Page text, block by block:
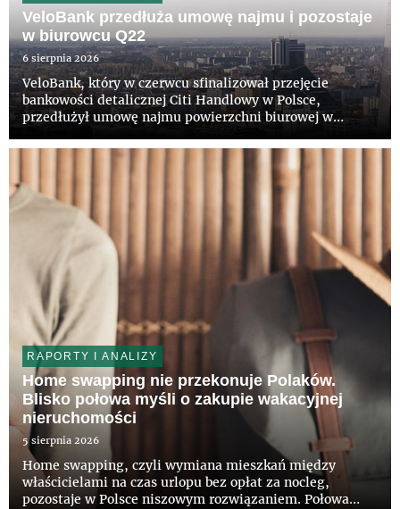
VeloBank przedłuża umowę najmu i pozostaje
w biurowcu Q22
6 sierpnia 2026
VeloBank, który w czerwcu sfinalizował przejęcie
bankowości detalicznej Citi Handlowy w Polsce,
przedłużył umowę najmu powierzchni biurowej w
prestiżowym budynku na kolejne lata. Właścicielowi
RAPORTY I ANALIZY
Home swapping nie przekonuje Polaków.
Blisko połowa myśli o zakupie wakacyjnej
nieruchomości
5 sierpnia 2026
Home swapping, czyli wymiana mieszkań między
właścicielami na czas urlopu bez opłat za nocleg,
pozostaje w Polsce niszowym rozwiązaniem. Połowa